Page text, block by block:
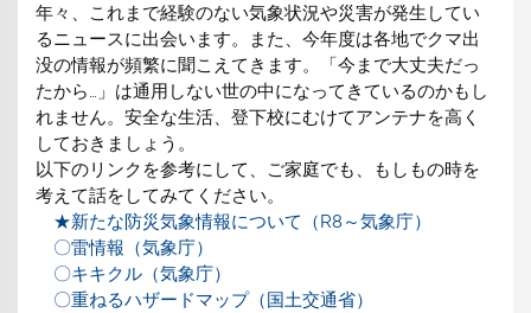
年々、これまで経験のない気象状況や災害が発生してい
るニュースに出会います。また、今年度は各地でクマ出
没の情報が頻繁に聞こえてきます。「今まで大丈夫だっ
たから…」は通用しない世の中になってきているのかもし
れません。安全な生活、登下校にむけてアンテナを高く
しておきましょう。
以下のリンクを参考にして、ご家庭でも、もしもの時を
考えて話をしてみてください。
★新たな防災気象情報について（R8～気象庁）
〇雷情報（気象庁）
〇キキクル（気象庁）
〇重ねるハザードマップ（国土交通省）